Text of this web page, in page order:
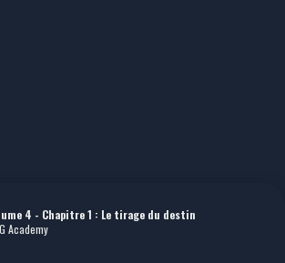
4 - Chapitre 1 : Le tirage du destin
Academy